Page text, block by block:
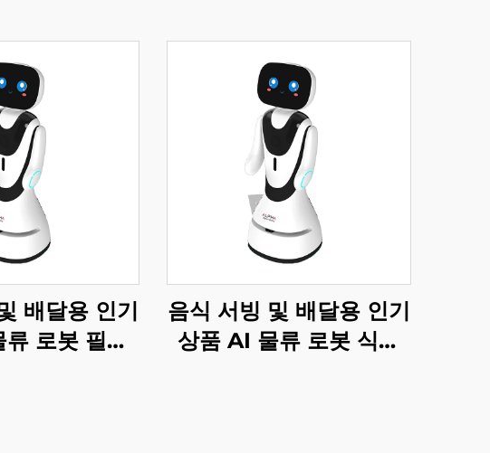
배달용 인기
로봇 필수
음식 서빙 및 배달용 인기
상품 AI 물류 로봇 식당